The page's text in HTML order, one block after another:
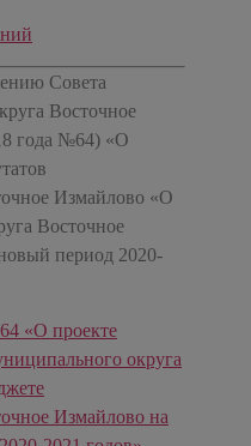
Совета
Восточное
года №64) «О
Измайлово «О
Восточное
период 2020-
«О проекте
округа
Измайлово на